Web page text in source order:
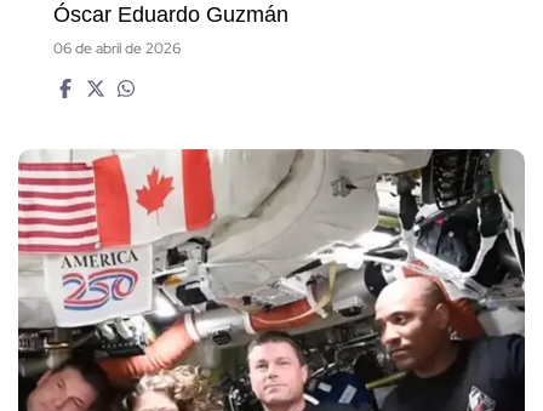
Óscar Eduardo Guzmán
06 de abril de 2026